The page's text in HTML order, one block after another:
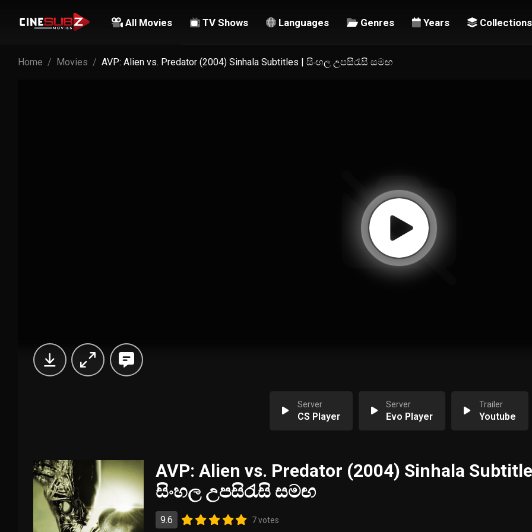
All Movies TV Shows Languages Genres Years Collections
Home Movies AVP: Alien vs. Predator (2004) Sinhala Subtitles | සිංහල උපසිරැසි සමඟ
Server
CS Player
Server
Evo Player
Trailer
Youtube
AVP: Alien vs. Predator (2004) Sinhala
සිංහල උපසිරැසි සමඟ
9.6 7 votes